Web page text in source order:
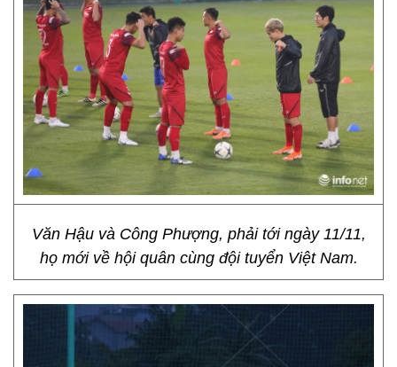
Văn Hậu và Công Phượng, phải tới ngày 11/11,
họ mới về hội quân cùng đội tuyển Việt Nam.